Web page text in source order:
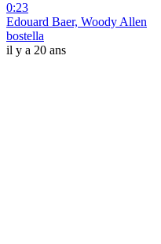
0:23
Edouard Baer, Woody Allen
bostella
il y a 20 ans